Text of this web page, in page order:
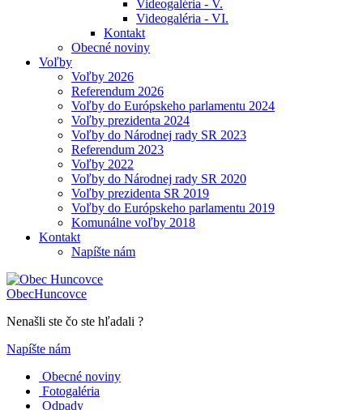
Videogaléria - V.
Videogaléria - VI.
Kontakt
Obecné noviny
Voľby
Voľby 2026
Referendum 2026
Voľby do Európskeho parlamentu 2024
Voľby prezidenta 2024
Voľby do Národnej rady SR 2023
Referendum 2023
Voľby 2022
Voľby do Národnej rady SR 2020
Voľby prezidenta SR 2019
Voľby do Európskeho parlamentu 2019
Komunálne voľby 2018
Kontakt
Napíšte nám
ObecHuncovce
Nenašli ste čo ste hľadali ?
Napíšte nám
Obecné noviny
Fotogaléria
Odpady